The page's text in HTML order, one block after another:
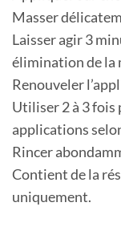
Masser
Laisser agir 3
élimination de la
Renouveler
Utiliser 2 à 3 fois
applications
Rincer
Contient de la
uniquement.